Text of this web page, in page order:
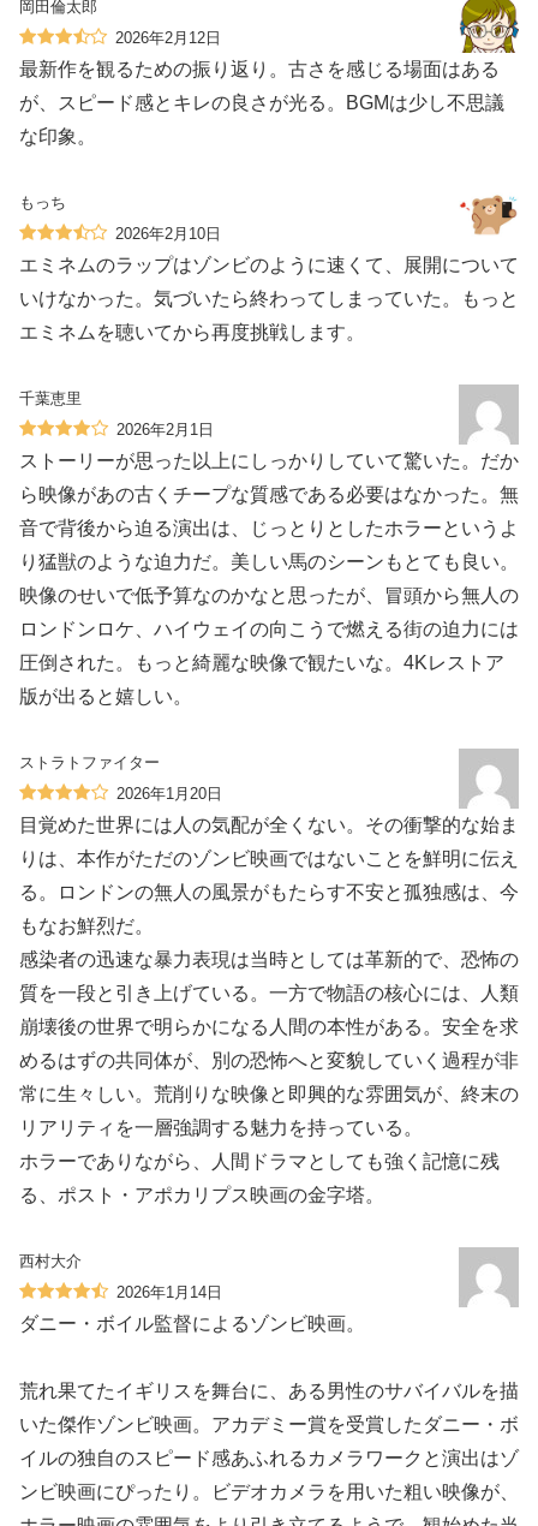
岡田倫太郎
2026年2月12日
最新作を観るための振り返り。古さを感じる場面はある
が、スピード感とキレの良さが光る。BGMは少し不思議
な印象。
もっち
2026年2月10日
エミネムのラップはゾンビのように速くて、展開について
いけなかった。気づいたら終わってしまっていた。もっと
エミネムを聴いてから再度挑戦します。
千葉恵里
2026年2月1日
ストーリーが思った以上にしっかりしていて驚いた。だか
ら映像があの古くチープな質感である必要はなかった。無
音で背後から迫る演出は、じっとりとしたホラーというよ
り猛獣のような迫力だ。美しい馬のシーンもとても良い。
映像のせいで低予算なのかなと思ったが、冒頭から無人の
ロンドンロケ、ハイウェイの向こうで燃える街の迫力には
圧倒された。もっと綺麗な映像で観たいな。4Kレストア
版が出ると嬉しい。
ストラトファイター
2026年1月20日
目覚めた世界には人の気配が全くない。その衝撃的な始ま
りは、本作がただのゾンビ映画ではないことを鮮明に伝え
る。ロンドンの無人の風景がもたらす不安と孤独感は、今
もなお鮮烈だ。
感染者の迅速な暴力表現は当時としては革新的で、恐怖の
質を一段と引き上げている。一方で物語の核心には、人類
崩壊後の世界で明らかになる人間の本性がある。安全を求
めるはずの共同体が、別の恐怖へと変貌していく過程が非
常に生々しい。荒削りな映像と即興的な雰囲気が、終末の
リアリティを一層強調する魅力を持っている。
ホラーでありながら、人間ドラマとしても強く記憶に残
る、ポスト・アポカリプス映画の金字塔。
西村大介
2026年1月14日
ダニー・ボイル監督によるゾンビ映画。
荒れ果てたイギリスを舞台に、ある男性のサバイバルを描
いた傑作ゾンビ映画。アカデミー賞を受賞したダニー・ボ
イルの独自のスピード感あふれるカメラワークと演出はゾ
ンビ映画にぴったり。ビデオカメラを用いた粗い映像が、